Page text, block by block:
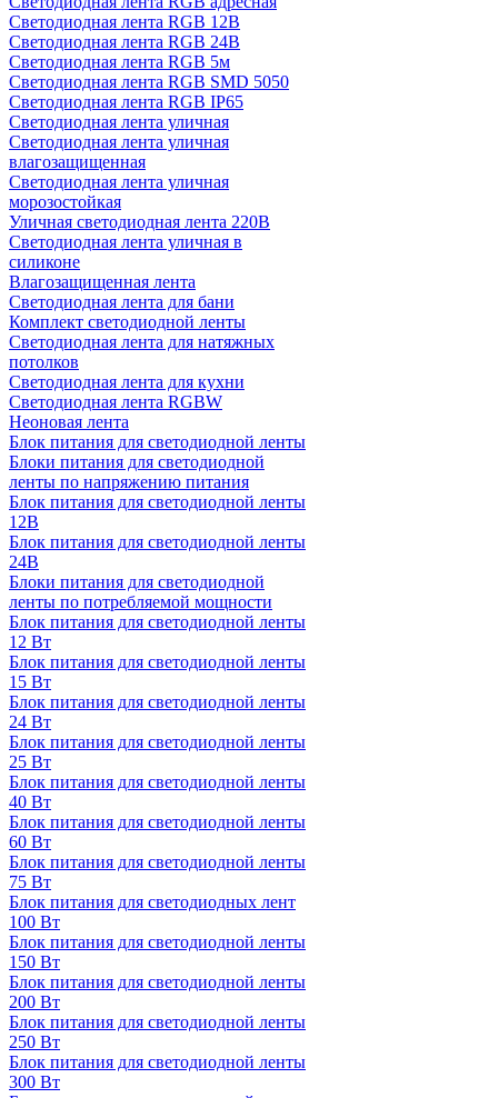
Светодиодная лента RGB 12В
Светодиодная лента RGB 24В
Светодиодная лента RGB 5м
Светодиодная лента RGB SMD 5050
Светодиодная лента RGB IP65
Светодиодная лента уличная
Светодиодная лента уличная
влагозащищенная
Светодиодная лента уличная
морозостойкая
Уличная светодиодная лента 220В
Светодиодная лента уличная в
силиконе
Влагозащищенная лента
Светодиодная лента для бани
Комплект светодиодной ленты
Светодиодная лента для натяжных
потолков
Светодиодная лента для кухни
Светодиодная лента RGBW
Неоновая лента
Блок питания для светодиодной ленты
Блоки питания для светодиодной
ленты по напряжению питания
Блок питания для светодиодной ленты
12В
Блок питания для светодиодной ленты
24В
Блоки питания для светодиодной
ленты по потребляемой мощности
Блок питания для светодиодной ленты
12 Вт
Блок питания для светодиодной ленты
15 Вт
Блок питания для светодиодной ленты
24 Вт
Блок питания для светодиодной ленты
25 Вт
Блок питания для светодиодной ленты
40 Вт
Блок питания для светодиодной ленты
60 Вт
Блок питания для светодиодной ленты
75 Вт
Блок питания для светодиодных лент
100 Вт
Блок питания для светодиодной ленты
150 Вт
Блок питания для светодиодной ленты
200 Вт
Блок питания для светодиодной ленты
250 Вт
Блок питания для светодиодной ленты
300 Вт